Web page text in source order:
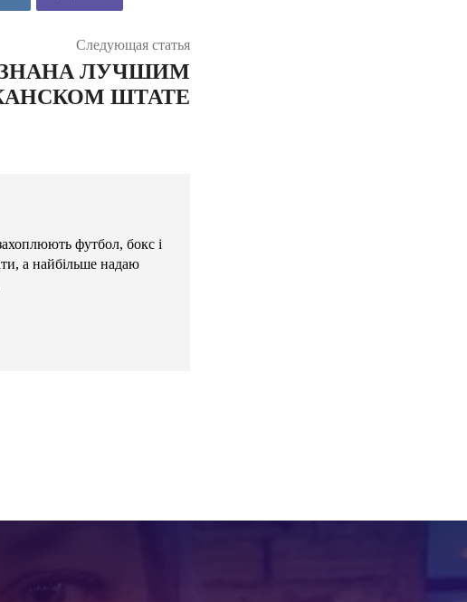
Следующая статья
ЛУЧШИМ
ШТАТЕ
футбол, бокс і
а найбільше надаю